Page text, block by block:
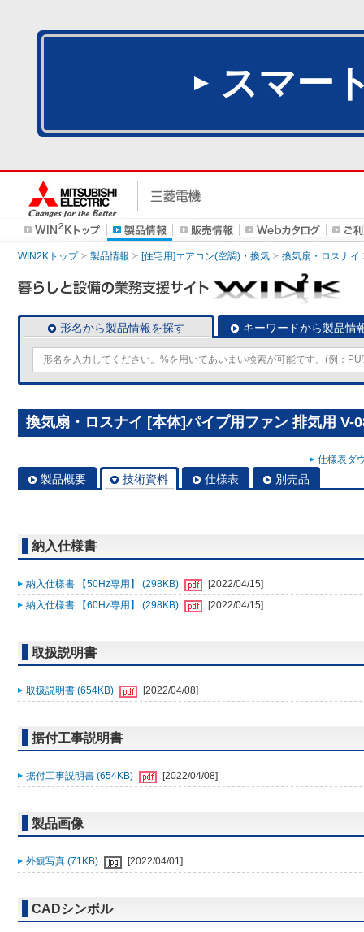
スマー
WIN2Kトップ 製品情報 [住宅用]エアコン(空調)・換気 換気扇・ロスナイ
形名から製品情報を探す キーワードから製品情
換気扇・ロスナイ [本体]パイプ用ファン 排気用 V-
仕様表ダ
製品概要 技術資料 仕様表 別売品
納入仕様書
納入仕様書 【50Hz専用】 (298KB)
[2022/04/15]
納入仕様書 【60Hz専用】 (298KB)
[2022/04/15]
取扱説明書
取扱説明書 (654KB) [2022/04/08]
据付工事説明書
据付工事説明書 (654KB) [2022/04/08]
製品画像
外観写真 (71KB) [2022/04/01]
CADシンボル